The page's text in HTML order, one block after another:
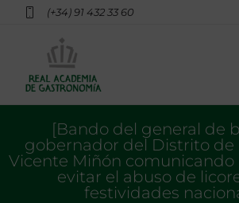
(+34) 91 432 33 60
[Bando del general de
gobernador del Distrito de
Vicente Miñón comunicando
evitar el abuso de
festividades